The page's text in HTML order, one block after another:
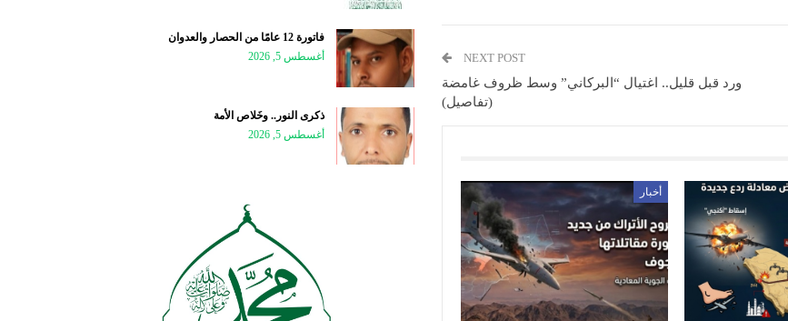
NEXT POST
ورد قبل قليل.. اغتيال “البركاني” وسط ظروف غامضة
(تفاصيل)
أخبار
فاتورة 12 عامًا من الحصار والعدوان
أغسطس 5, 2026
ذكرى النور.. وخَلاص الأمة
أغسطس 5, 2026